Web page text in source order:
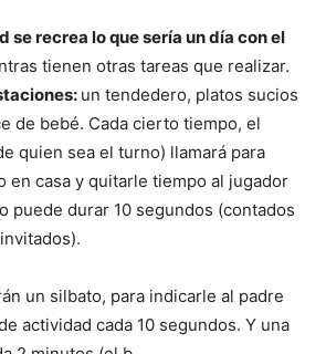
se recrea lo que sería un día con el
tienen otras tareas que realizar.
un tendedero, platos sucios
de bebé. Cada cierto tiempo, el
quien sea el turno) llamará para
en casa y quitarle tiempo al jugador
puede durar 10 segundos (contados
un silbato, para indicarle al padre
actividad cada 10 segundos. Y una